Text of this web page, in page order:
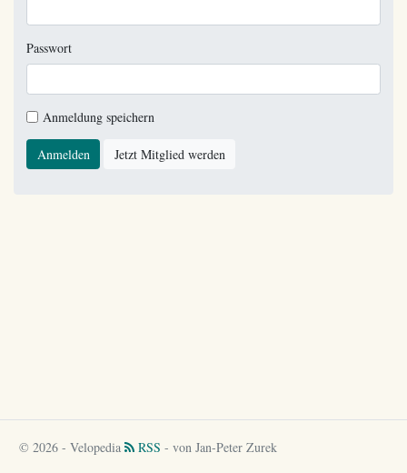
Passwort
Anmeldung speichern
Anmelden Jetzt Mitglied werden
© 2026 - Velopedia RSS - von Jan-Peter Zurek